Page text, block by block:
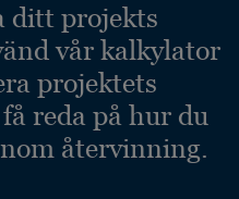
ditt projekts
vår kalkylator
projektets
reda på hur du
återvinning.